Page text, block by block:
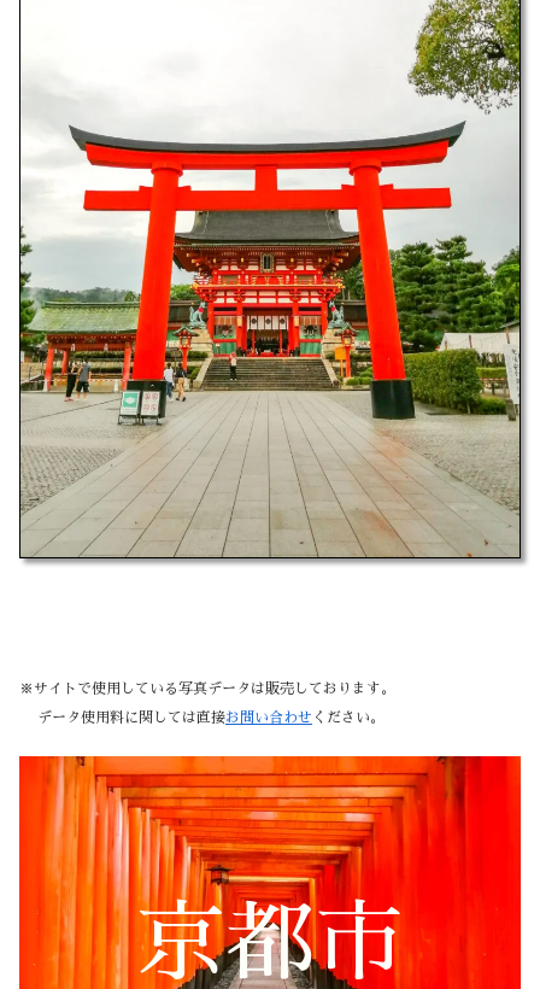
※サイトで使用している写真データは販売しております。
データ使用料に関しては直接お問い合わせ ください。
京都市